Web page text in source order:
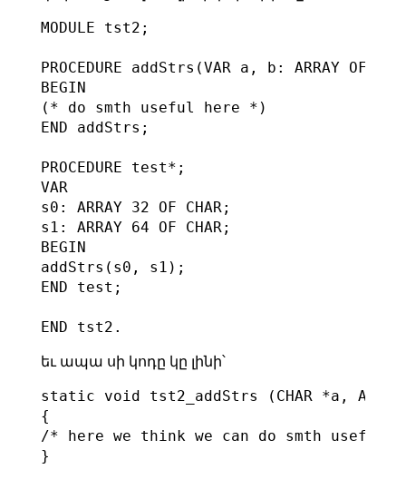
MODULE tst2;
PROCEDURE addStrs(VAR a, b: ARRAY OF
BEGIN
(* do smth useful here *)
END addStrs;
PROCEDURE test*;
VAR
s0: ARRAY 32 OF CHAR;
s1: ARRAY 64 OF CHAR;
BEGIN
addStrs(s0, s1);
END test;
եւ ապա սի կոդը կը լինի՝
static void tst2_addStrs (CHAR *a,
{
/* here we think we can do smth useful
}